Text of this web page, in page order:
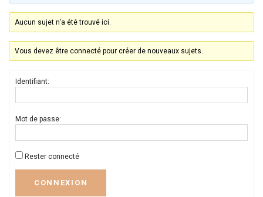
Aucun sujet n’a été trouvé ici.
Vous devez être connecté pour créer de nouveaux sujets.
Identifiant:
Mot de passe:
Rester connecté
CONNEXION